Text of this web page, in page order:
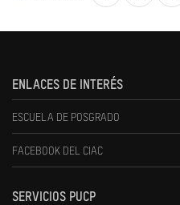
ENLACES DE INTERÉS
ESCUELA DE POSGRADO
FACEBOOK DEL CIAC
SERVICIOS PUCP